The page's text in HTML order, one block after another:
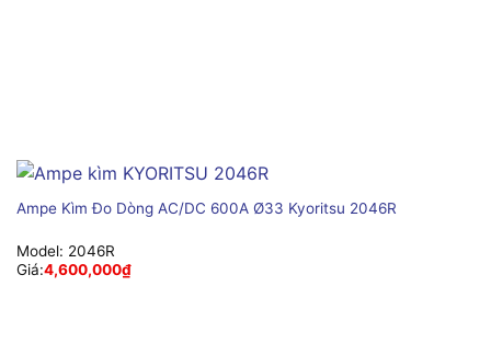
Ampe Kìm Đo Dòng AC/DC 600A Ø33 Kyoritsu 2046R
Model: 2046R
Giá:4,600,000₫